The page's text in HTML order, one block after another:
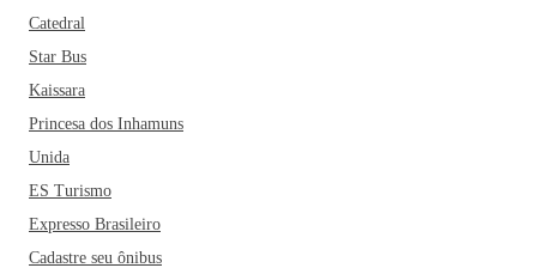
Catedral
Star Bus
Kaissara
Princesa dos Inhamuns
Unida
ES Turismo
Expresso Brasileiro
Cadastre seu ônibus